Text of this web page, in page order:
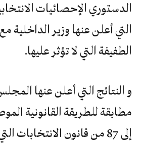
الدستوري الإحصائيات
التي أعلن عنها وزير الداخلية
الطفيفة التي لا تؤثر عليها.
و النتائج التي أعلن عنها
إلى 87 من قانون